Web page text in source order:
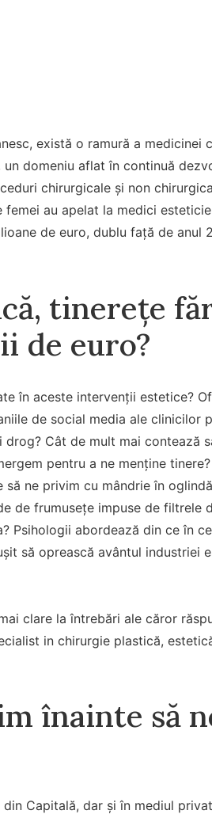
există o ramură a medicinei
domeniu aflat în continuă
chirurgicale și non
femei au apelat la medici
de euro, dublu față de anul
tinerețe
de euro?
în aceste intervenții estetice?
de social media ale clinicilor
drog? Cât de mult mai contează
pentru a ne menține
ne privim cu mândrie în
de frumusețe impuse de filtrele
Psihologii abordează din ce în
să oprească avântul industriei
clare la întrebări ale căror
in chirurgie plastică,
înainte să
Capitală, dar și în mediul